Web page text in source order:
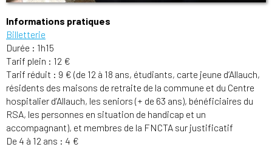
Informations pratiques
Billetterie
Durée : 1h15
Tarif plein : 12 €
Tarif réduit : 9 € (de 12 à 18 ans, étudiants, carte jeune d’Allauch,
résidents des maisons de retraite de la commune et du Centre
hospitalier d’Allauch, les seniors (+ de 63 ans), bénéficiaires du
RSA, les personnes en situation de handicap et un
accompagnant), et membres de la FNCTA sur justificatif
De 4 à 12 ans : 4 €